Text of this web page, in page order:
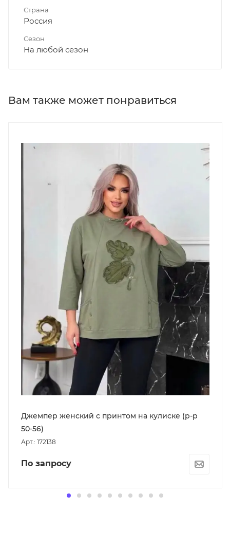
Страна
Россия
Сезон
На любой сезон
Вам также может понравиться
Джемпер женский с принтом на кулиске (р-р
50-56)
Арт.: 172138
По запросу